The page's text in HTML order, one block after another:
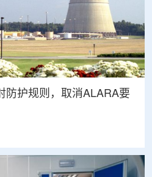
防护规则，取消ALARA要